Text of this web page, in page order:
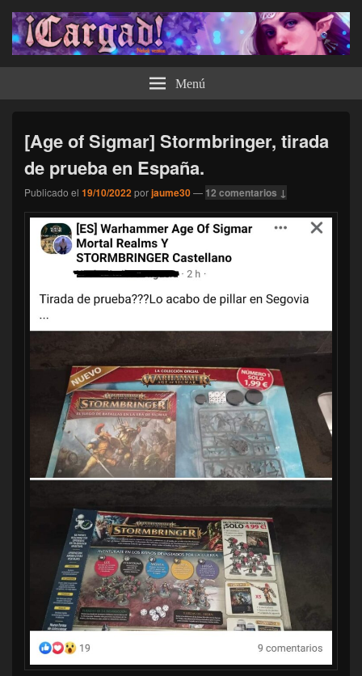
¡Cargad! Menú
[Age of Sigmar] Stormbringer, tirada
de prueba en España.
Publicado el 19/10/2022porjaume30— 12 comentarios ↓